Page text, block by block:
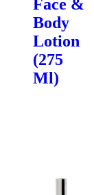
Face &
Body
Lotion
(275
Ml)